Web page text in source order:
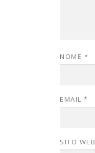
NOME *
EMAIL *
SITO WEB